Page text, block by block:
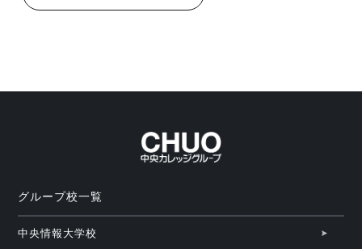
グループ校一覧
中央情報大学校